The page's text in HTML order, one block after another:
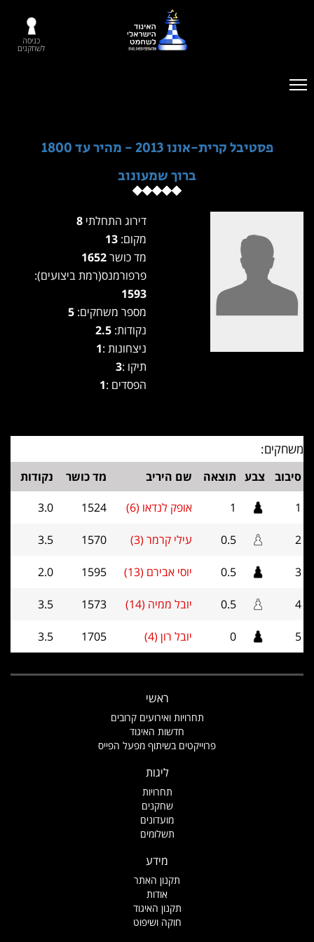
כניסה
לשחקנים
פסטיבל קרית-אונו 2013 - מהיר עד 1800
ברוך שמעונוב
דירוג התחלתי
מקום:
מד כושר
פרפורמנס(רמת ביצועים):
1593
מספר משחקים:
נקודות: 2.5
ניצחונות :1
תיקו :3
הפסדים :1
משחקים:
סיבוב צבע תוצאה שם היריב מד כושר
נקודות
1
1 אופק לנדאו (6) 1524
3.0
2
0.5 עילי קרמר (3) 1570
3.5
3
0.5 יוסי אבירם (13) 1595
2.0
4
0.5 יובל ממיה (14) 1573
3.5
5
0 יובל רון (4) 1705
3.5
ראשי
תחרויות ואירועים קרובים
חדשות האיגוד
פרוייקטים בשיתוף מפעל הפייס
ליגות
תחרויות
שחקנים
מועדונים
תשלומים
מידע
תקנון האתר
אודות
תקנון האיגוד
חוקה ושיפוט